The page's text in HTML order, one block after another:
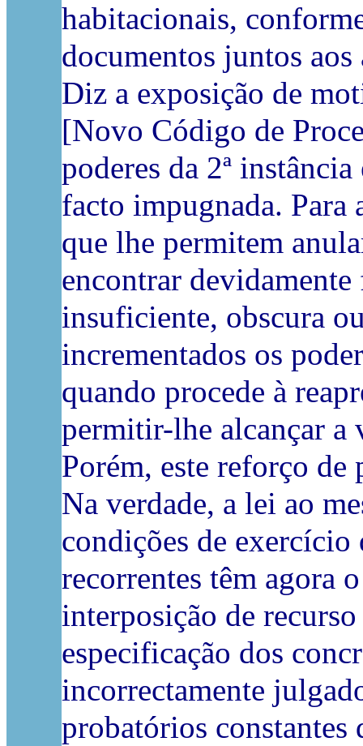
habitacionais,
documentos juntos aos
Diz a exposição de
[Novo Código de
poderes da 2ª
facto impugnada. Para
que lhe permitem
encontrar
insuficiente, obscura
incrementados os
quando procede à
permitir-lhe alcançar a
Porém, este reforço de
Na verdade, a lei ao
condições de
recorrentes têm agora
interposição de
especificação dos
incorrectamente
probatórios constantes